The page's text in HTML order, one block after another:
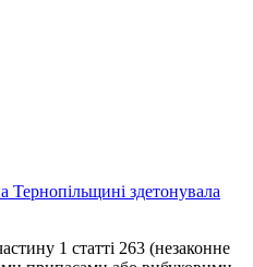
Тернопільщині здетонувала
1 статті 263 (незаконне